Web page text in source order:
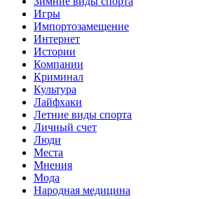
Игры
Импортозамещение
Интернет
Истории
Компании
Криминал
Культура
Лайфхаки
Летние виды спорта
Личный счет
Люди
Места
Мнения
Мода
Народная медицина